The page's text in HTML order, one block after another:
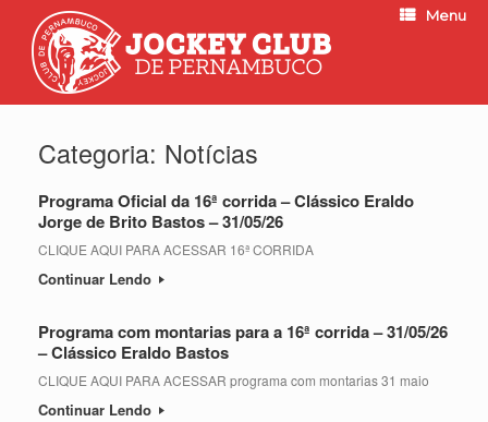
Menu
Categoria: Notícias
Programa Oficial da 16ª corrida – Clássico Eraldo
Jorge de Brito Bastos – 31/05/26
CLIQUE AQUI PARA ACESSAR 16ª CORRIDA
Continuar Lendo
Programa com montarias para a 16ª corrida – 31/05/26
– Clássico Eraldo Bastos
CLIQUE AQUI PARA ACESSAR programa com montarias 31 maio
Continuar Lendo